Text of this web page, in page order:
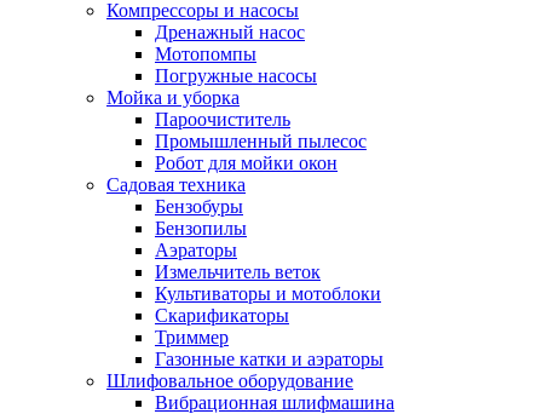
Компрессоры и насосы
Дренажный насос
Мотопомпы
Погружные насосы
Мойка и уборка
Пароочиститель
Промышленный пылесос
Робот для мойки окон
Садовая техника
Бензобуры
Бензопилы
Аэраторы
Измельчитель веток
Культиваторы и мотоблоки
Скарификаторы
Триммер
Газонные катки и аэраторы
Шлифовальное оборудование
Вибрационная шлифмашина